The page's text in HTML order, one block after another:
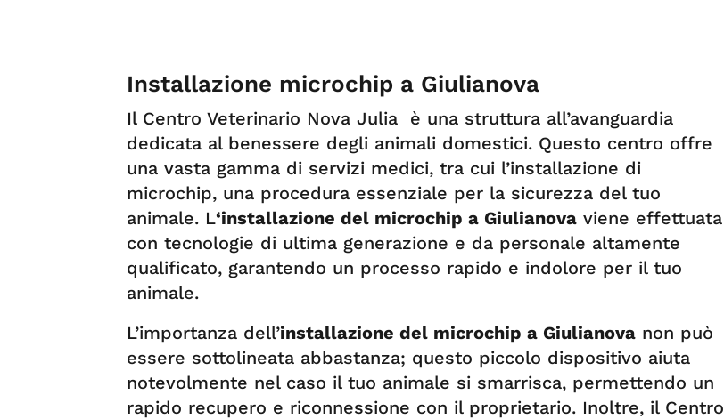
Installazione microchip a Giulianova
Il Centro Veterinario Nova Julia è una struttura all’avanguardia
dedicata al benessere degli animali domestici. Questo centro offre
una vasta gamma di servizi medici, tra cui l’installazione di
microchip, una procedura essenziale per la sicurezza del tuo
animale. L‘installazione del microchip a Giulianova viene effettuata
con tecnologie di ultima generazione e da personale altamente
qualificato, garantendo un processo rapido e indolore per il tuo
animale.
L’importanza dell’installazione del microchip a Giulianova non può
essere sottolineata abbastanza; questo piccolo dispositivo aiuta
notevolmente nel caso il tuo animale si smarrisca, permettendo un
rapido recupero e riconnessione con il proprietario. Inoltre, il Centro